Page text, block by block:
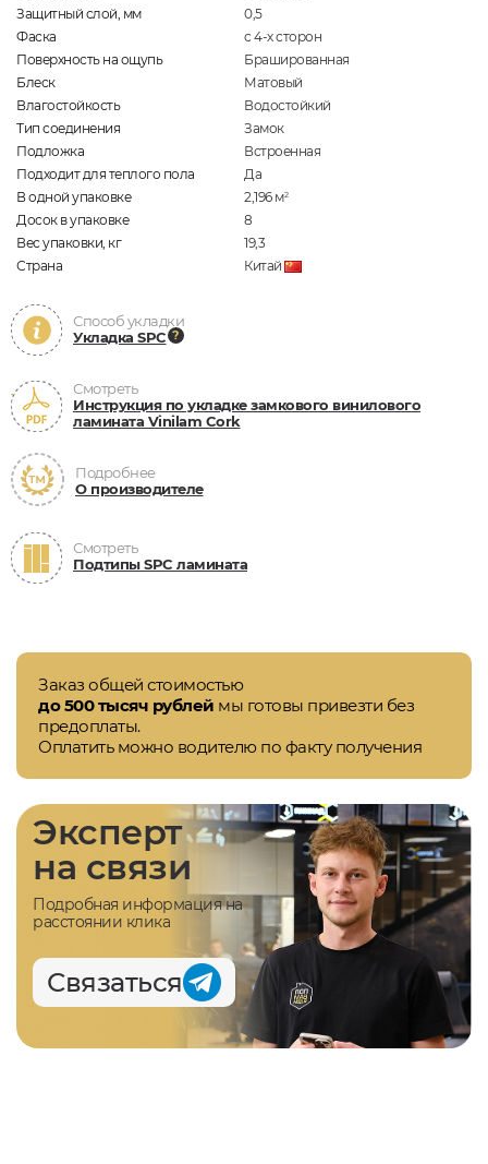
Защитный слой, мм
0,5
Фаска
с 4-х сторон
Поверхность на ощупь
Брашированная
Блеск
Матовый
Влагостойкость
Водостойкий
Тип соединения
Замок
Подложка
Встроенная
Подходит для теплого пола
Да
В одной упаковке
2,196 м2
Досок в упаковке
8
Вес упаковки, кг
19,3
Страна
Китай
Способ укладки
Укладка SPC
Смотреть
Инструкция по укладке замкового винилового
ламината Vinilam Cork
Подробнее
О производителе
Смотреть
Подтипы SPC ламината
Заказ общей стоимостью
до 500 тысяч рублей мы готовы привезти без
предоплаты.
Оплатить можно водителю по факту получения
Эксперт
на связи
Подробная информация на
расстоянии клика
Связаться